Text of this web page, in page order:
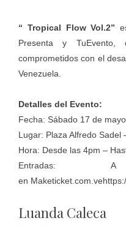
“ Tropical Flow Vol.2”
Presenta y
comprometidos con el
Venezuela.
Detalles del Evento:
Fecha: Sábado 17 de mayo
Lugar: Plaza Alfredo Sadel
Hora: Desde las 4pm –
en Maketicket.com.ve
Luanda Caleca